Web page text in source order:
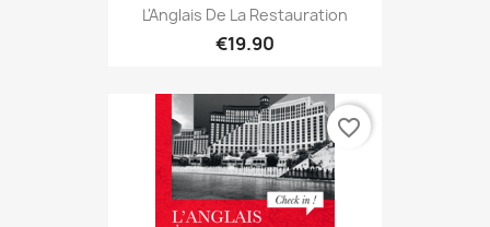
L'Anglais De La Restauration
€19.90
favorite_border